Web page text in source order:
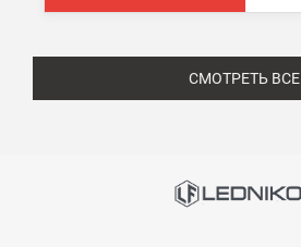
СМОТРЕТЬ ВСЕ